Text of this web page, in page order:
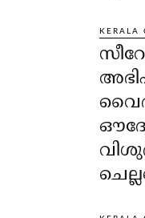
KERALA